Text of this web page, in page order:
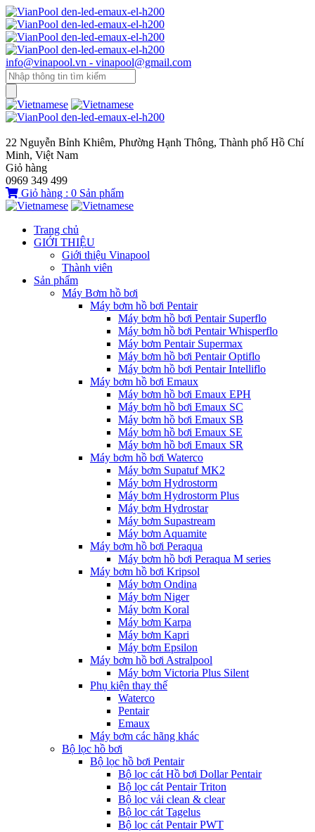
info@vinapool.vn - vinapool@gmail.com
22 Nguyễn Bỉnh Khiêm, Phường Hạnh Thông, Thành phố Hồ Chí
Minh, Việt Nam
Giỏ hàng
0969 349 499
Giỏ hàng : 0 Sản phẩm
Trang chủ
GIỚI THIỆU
Giới thiệu Vinapool
Thành viên
Sản phẩm
Máy Bơm hồ bơi
Máy bơm hồ bơi Pentair
Máy bơm hồ bơi Pentair Superflo
Máy bơm hồ bơi Pentair Whisperflo
Máy bơm Pentair Supermax
Máy bơm hồ bơi Pentair Optiflo
Máy bơm hồ bơi Pentair Intelliflo
Máy bơm hồ bơi Emaux
Máy bơm hồ bơi Emaux EPH
Máy bơm hồ bơi Emaux SC
Máy bơm hồ bơi Emaux SB
Máy bơm hồ bơi Emaux SE
Máy bơm hồ bơi Emaux SR
Máy bơm hồ bơi Waterco
Máy bơm Supatuf MK2
Máy bơm Hydrostorm
Máy bơm Hydrostorm Plus
Máy bơm Hydrostar
Máy bơm Supastream
Máy bơm Aquamite
Máy bơm hồ bơi Peraqua
Máy bơm hồ bơi Peraqua M series
Máy bơm hồ bơi Kripsol
Máy bơm Ondina
Máy bơm Niger
Máy bơm Koral
Máy bơm Karpa
Máy bơm Kapri
Máy bơm Epsilon
Máy bơm hồ bơi Astralpool
Máy bơm Victoria Plus Silent
Phụ kiện thay thế
Waterco
Pentair
Emaux
Máy bơm các hãng khác
Bộ lọc hồ bơi
Bộ lọc hồ bơi Pentair
Bộ lọc cát Hồ bơi Dollar Pentair
Bộ lọc cát Pentair Triton
Bộ lọc vải clean & clear
Bộ lọc cát Tagelus
Bộ lọc cát Pentair PWT